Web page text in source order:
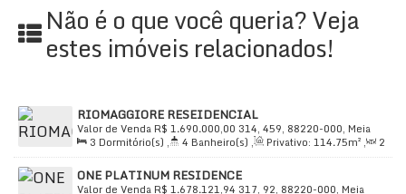
Não é o que você queria? Veja
estes imóveis relacionados!
RIOMAGGIORE RESEIDENCIAL
R$ 1.690.000,00
Valor de Venda
314, 459, 88220-000, Meia
Praia, Itapema, Santa Catarina, Brasil
3 Dormitório(s) , 4 Banheiro(s) , Privativo: 114.75m² ,
2
Sala(s) , 3Suíte(s) , Total:156.90m² , 2Vaga(s) ,
650m
Distância do Mar , Útil:114.75m²
ONE PLATINUM RESIDENCE
R$ 1.678.121,94
Valor de Venda
317, 92, 88220-000, Meia